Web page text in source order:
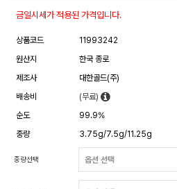
금일시세가 적용된 가격입니다.
상품코드
11993242
원산지
한국 종로
제조사
대한골드(주)
배송비
(무료)
순도
99.9%
중량
3.75g/7.5g/11.25g
중량선택